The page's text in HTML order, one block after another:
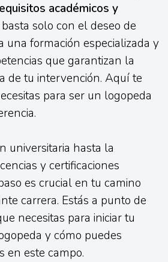
académicos y
basta solo con el deseo de
una formación especializada y
que garantizan la
de tu intervención. Aquí te
para ser un logopeda
universitaria hasta la
y certificaciones
es crucial en tu camino
carrera. Estás a punto de
necesitas para iniciar tu
y cómo puedes
en este campo.